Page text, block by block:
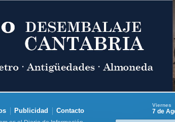
Publicidad Contacto
Viernes
7 de